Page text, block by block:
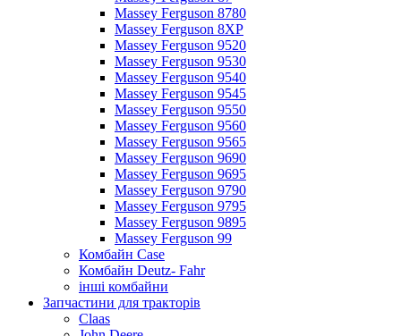
Massey Ferguson 8780
Massey Ferguson 8XP
Massey Ferguson 9520
Massey Ferguson 9530
Massey Ferguson 9540
Massey Ferguson 9545
Massey Ferguson 9550
Massey Ferguson 9560
Massey Ferguson 9565
Massey Ferguson 9690
Massey Ferguson 9695
Massey Ferguson 9790
Massey Ferguson 9795
Massey Ferguson 9895
Massey Ferguson 99
Комбайн Case
Комбайн Deutz- Fahr
інші комбайни
Запчастини для тракторів
Claas